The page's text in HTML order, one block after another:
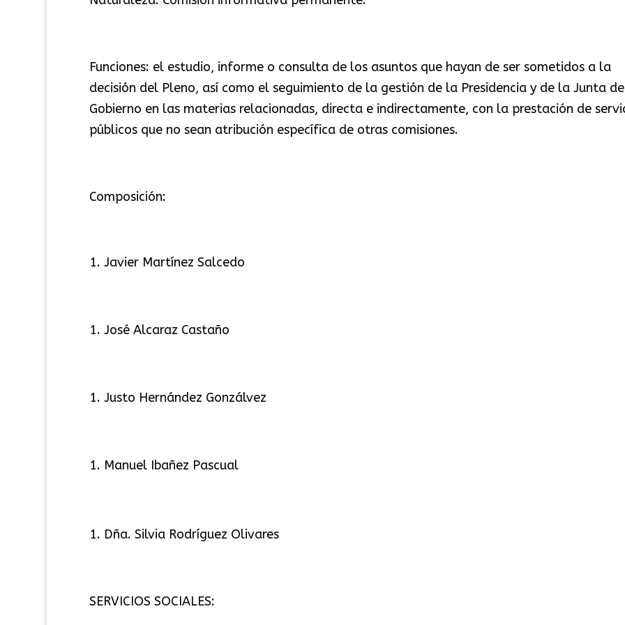
Funciones: el estudio, informe o consulta de los asuntos que hayan de ser sometidos a la
decisión del Pleno, así como el seguimiento de la gestión de la Presidencia y de la Junta de
Gobierno en las materias relacionadas, directa e indirectamente, con la prestación de
públicos que no sean atribución específica de otras comisiones.
Composición:
Javier Martínez Salcedo
José Alcaraz Castaño
Justo Hernández Gonzálvez
Manuel Ibañez Pascual
1. Dña. Silvia Rodríguez Olivares
SERVICIOS SOCIALES: